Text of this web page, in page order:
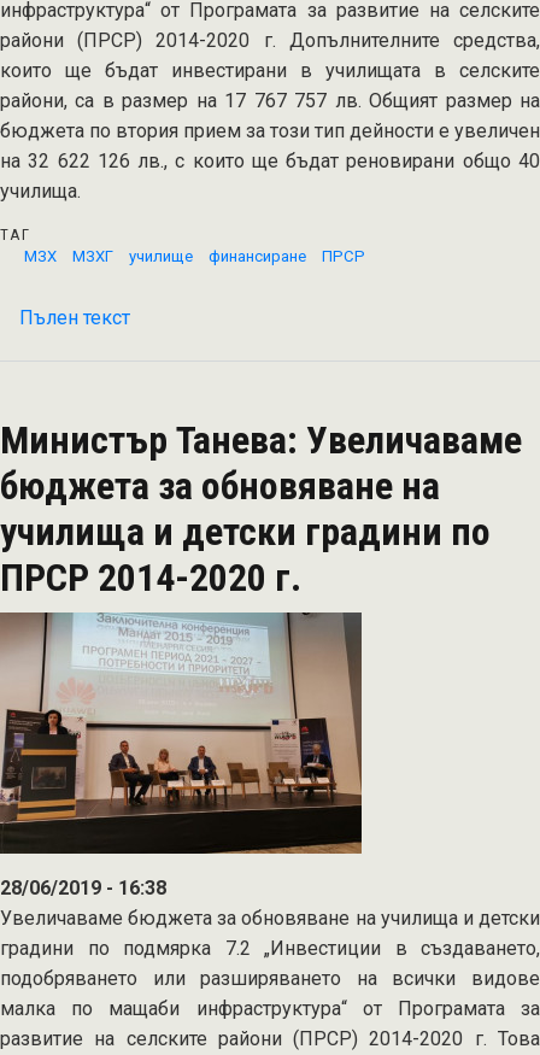
инфраструктура“ от Програмата за развитие на селските
райони (ПРСР) 2014-2020 г. Допълнителните средства,
които ще бъдат инвестирани в училищата в селските
райони, са в размер на 17 767 757 лв. Общият размер на
бюджета по втория прием за този тип дейности е увеличен
на 32 622 126 лв., с които ще бъдат реновирани общо 40
училища.
ТАГ
МЗХ
МЗХГ училище финансиране ПРСР
Пълен текст
ученици
ще
се
обучават
реновирани
сгради
по
ПРСР
2020
г.
Министър Танева: Увеличаваме
бюджета за обновяване на
училища и детски градини по
ПРСР 2014-2020 г.
28/06/2019 - 16:38
Увеличаваме бюджета за обновяване на училища и детски
градини по подмярка 7.2 „Инвестиции в създаването,
подобряването или разширяването на всички видове
малка по мащаби инфраструктура“ от Програмата за
развитие на селските райони (ПРСР) 2014-2020 г. Това